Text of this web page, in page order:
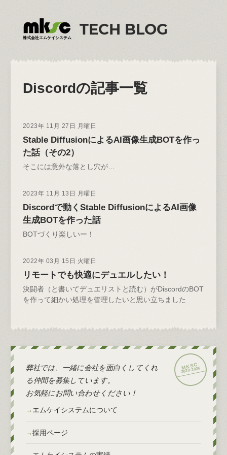
株式会社エムケイシステム TECH BLOG
Discordの記事一覧
2023年 11月 27日 月曜日
Stable DiffusionによるAI画像生成BOTを作っ
た話（その2）
そこには意外な落とし穴が…
2023年 11月 13日 月曜日
Discordで動くStable DiffusionによるAI画像
生成BOTを作った話
BOTづくり楽しいー！
2022年 03月 15日 火曜日
リモートでも快適にデュエルしたい！
決闘者（と書いてデュエリストと読む）がDiscordのBOT
を作って細かい処理を管理したいと思い立ちました
2020-2026
弊社では、一緒に会社を面白くしてくれ
る仲間を募集しています。
お気軽にお問い合わせください！
エムケイシステムについて
採用ページ